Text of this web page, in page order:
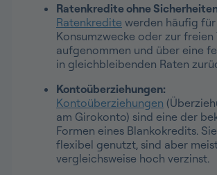
Ratenkredite ohne
Ratenkredite werden häufig für
Konsumzwecke oder zur freien
aufgenommen und über eine
in gleichbleibenden Raten
Kontoüberziehungen:
Kontoüberziehungen
am Girokonto) sind eine der
Formen eines Blankokredits.
flexibel genutzt, sind aber
vergleichsweise hoch verzinst.